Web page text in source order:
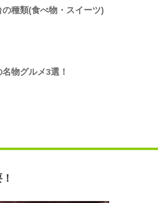
種類(食べ物・スイーツ)
物グルメ3選！